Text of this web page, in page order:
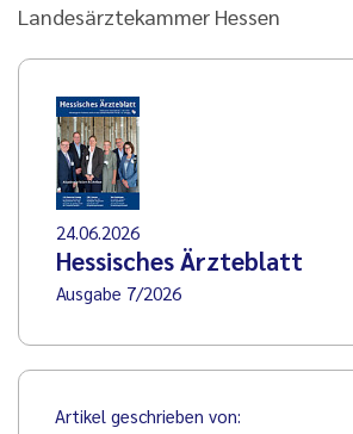
Landesärztekammer Hessen
24.06.2026
Hessisches Ärzteblatt
Ausgabe 7/2026
Artikel geschrieben von: